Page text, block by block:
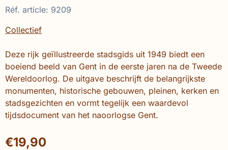
Réf. article: 9209
Collectief
Deze rijk geïllustreerde stadsgids uit 1949 biedt een
boeiend beeld van Gent in de eerste jaren na de Tweede
Wereldoorlog. De uitgave beschrijft de belangrijkste
monumenten, historische gebouwen, pleinen, kerken en
stadsgezichten en vormt tegelijk een waardevol
tijdsdocument van het naoorlogse Gent.
€19,90